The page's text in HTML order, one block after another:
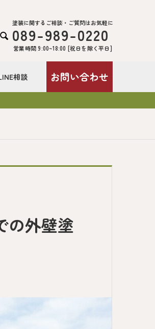

塗装に関するご相談・ご質問はお気軽に
089-989-0220
営業時間 9:00~18:00 [祝日を除く平日]
相談 お問い合わせ
の外壁塗